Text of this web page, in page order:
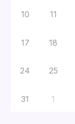
10 11
17 18
24 25
31 1